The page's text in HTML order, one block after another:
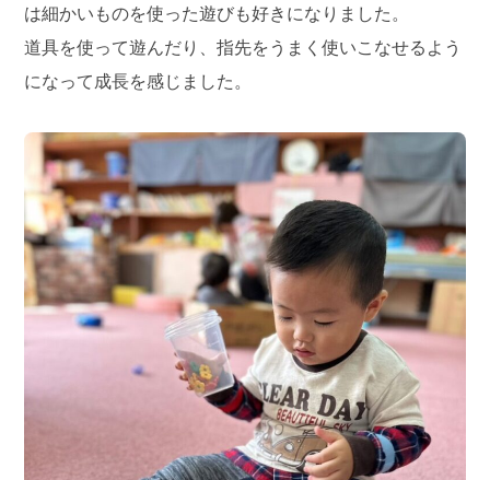
は細かいものを使った遊びも好きになりました。
道具を使って遊んだり、指先をうまく使いこなせるよう
になって成長を感じました。